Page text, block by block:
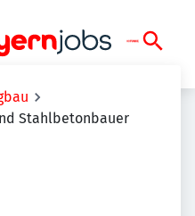
Stahlbetonbauer